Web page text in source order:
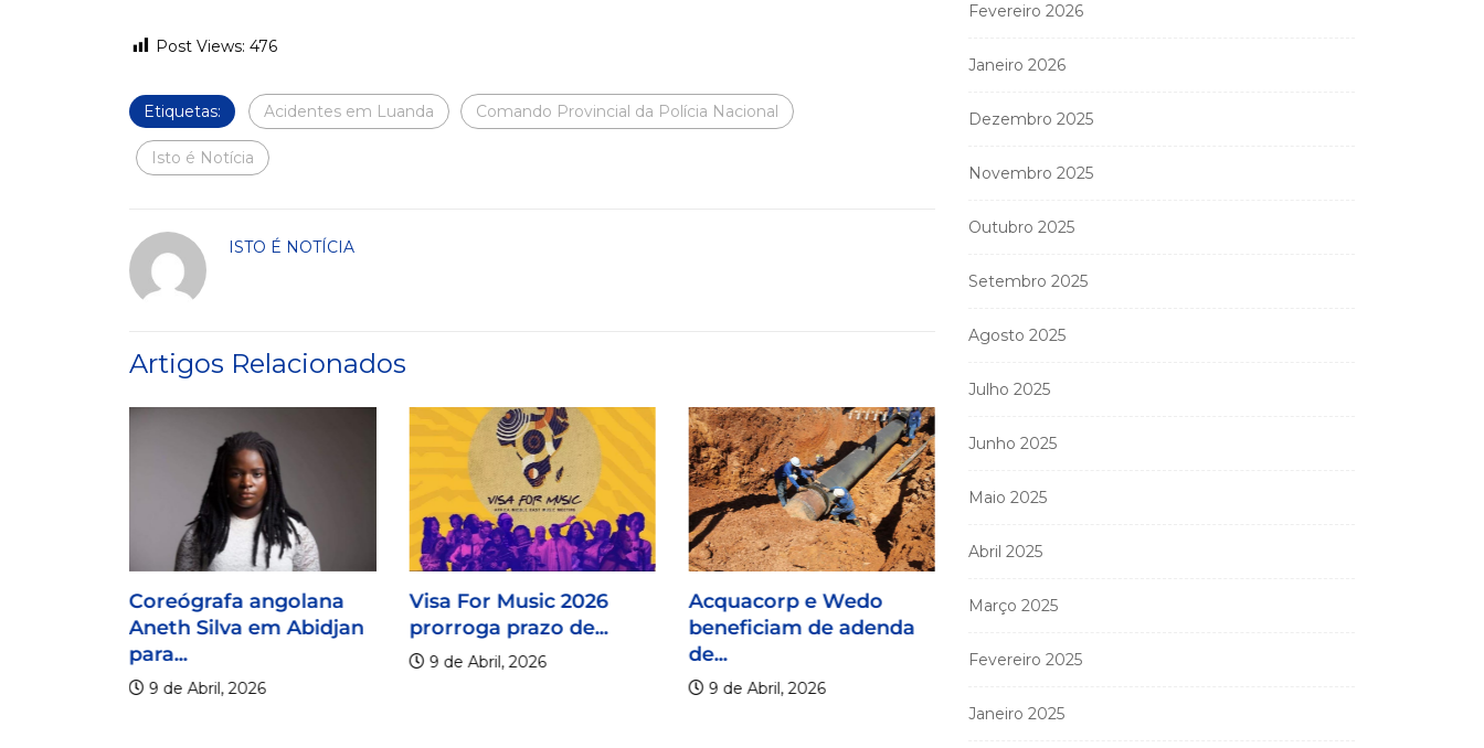
Post Views: 476
Etiquetas: Acidentes em Luanda Comando Provincial da Polícia Nacional
Isto é Notícia
ISTO É NOTÍCIA
Artigos Relacionados
Coreógrafa angolana
Aneth Silva em Abidjan
para...
9 de Abril, 2026
Visa For Music 2026
prorroga prazo de...
9 de Abril, 2026
Acquacorp e Wedo
beneficiam de adenda
de...
9 de Abril, 2026
Fevereiro 2026
Janeiro 2026
Dezembro 2025
Novembro 2025
Outubro 2025
Setembro 2025
Agosto 2025
Julho 2025
Junho 2025
Maio 2025
Abril 2025
Março 2025
Fevereiro 2025
Janeiro 2025